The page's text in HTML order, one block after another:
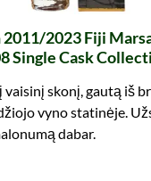
2023 Fiji
Single Cask
vaisinį skonį, gautą iš
vyno statinėje.
dabar.